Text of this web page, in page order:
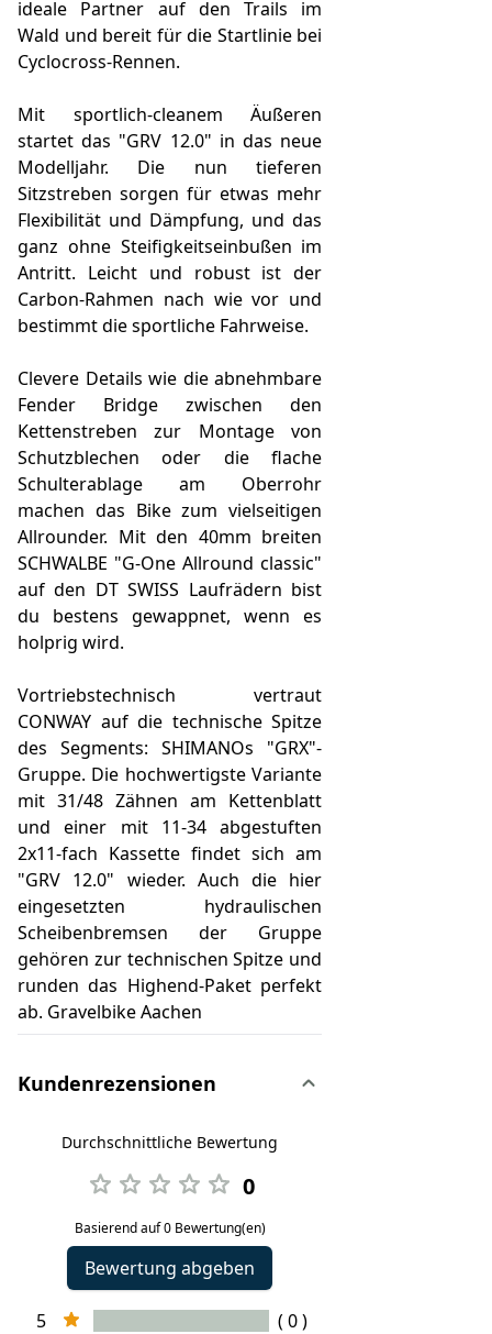
ideale Partner auf den Trails im
Wald und bereit für die Startlinie bei
Cyclocross-Rennen.
Mit sportlich-cleanem Äußeren
startet das "GRV 12.0" in das neue
Modelljahr. Die nun tieferen
Sitzstreben sorgen für etwas mehr
Flexibilität und Dämpfung, und das
ganz ohne Steifigkeitseinbußen im
Antritt. Leicht und robust ist der
Carbon-Rahmen nach wie vor und
bestimmt die sportliche Fahrweise.
Clevere Details wie die abnehmbare
Fender Bridge zwischen den
Kettenstreben zur Montage von
Schutzblechen oder die flache
Schulterablage am Oberrohr
machen das Bike zum vielseitigen
Allrounder. Mit den 40mm breiten
SCHWALBE "G-One Allround classic"
auf den DT SWISS Laufrädern bist
du bestens gewappnet, wenn es
holprig wird.
Vortriebstechnisch vertraut
CONWAY auf die technische Spitze
des Segments: SHIMANOs "GRX"-
Gruppe. Die hochwertigste Variante
mit 31/48 Zähnen am Kettenblatt
und einer mit 11-34 abgestuften
2x11-fach Kassette findet sich am
"GRV 12.0" wieder. Auch die hier
eingesetzten hydraulischen
Scheibenbremsen der Gruppe
gehören zur technischen Spitze und
runden das Highend-Paket perfekt
ab. Gravelbike Aachen
Kundenrezensionen
Durchschnittliche Bewertung
0
Basierend auf 0 Bewertung(en)
Bewertung abgeben
5
( 0 )